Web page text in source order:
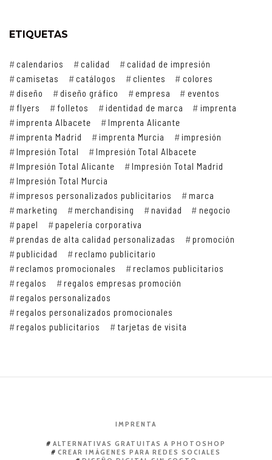
ETIQUETAS
calendarios calidad
calidad de impresión
camisetas
catálogos clientes
colores
diseño
diseño gráfico empresa
eventos
flyers
folletos identidad de marca
imprenta
imprenta Albacete
Imprenta Alicante
imprenta Madrid
imprenta Murcia
impresión
Impresión Total
Impresión Total Albacete
Impresión Total Alicante
Impresión Total Madrid
Impresión Total Murcia
impresos personalizados publicitarios
marca
marketing
merchandising navidad
negocio
papel
papelería corporativa
prendas de alta calidad personalizadas
promoción
publicidad
reclamo publicitario
reclamos promocionales
reclamos publicitarios
regalos
regalos empresas promoción
regalos personalizados
regalos personalizados promocionales
regalos publicitarios
tarjetas de visita
IMPRENTA
ALTERNATIVAS GRATUITAS A PHOTOSHOP
CREAR IMÁGENES PARA REDES SOCIALES